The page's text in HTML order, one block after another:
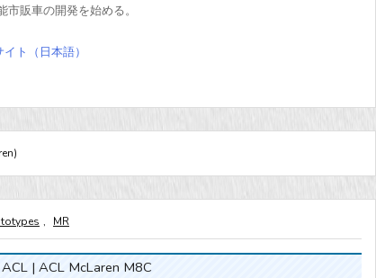
販車の開発を始める。
ト（日本語）
, MR
| ACL McLaren M8C